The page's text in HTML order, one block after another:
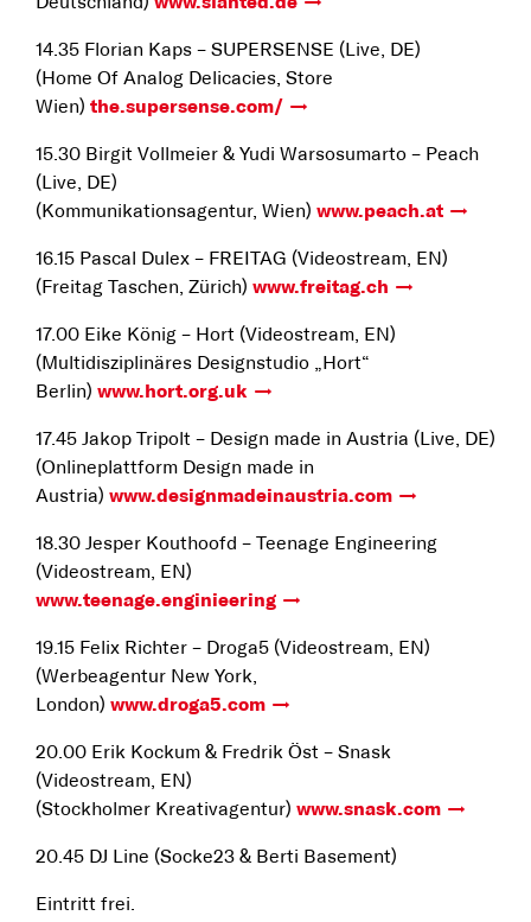
14.35 Florian Kaps – SUPERSENSE (Live, DE)
(Home Of Analog Delicacies, Store
Wien) the.supersense.com/
15.30 Birgit Vollmeier & Yudi Warsosumarto – Peach
(Live, DE)
(Kommunikationsagentur, Wien) www.peach.at
16.15 Pascal Dulex – FREITAG (Videostream, EN)
(Freitag Taschen, Zürich) www.freitag.ch
17.00 Eike König – Hort (Videostream, EN)
(Multidisziplinäres Designstudio „Hort“
Berlin) www.hort.org.uk
17.45 Jakop Tripolt – Design made in Austria (Live, DE)
(Onlineplattform Design made in
Austria) www.designmadeinaustria.com
18.30 Jesper Kouthoofd – Teenage Engineering
(Videostream, EN)
www.teenage.enginieering
19.15 Felix Richter – Droga5 (Videostream, EN)
(Werbeagentur New York,
London) www.droga5.com
20.00 Erik Kockum & Fredrik Öst – Snask
(Videostream, EN)
(Stockholmer Kreativagentur) www.snask.com
20.45 DJ Line (Socke23 & Berti Basement)
Eintritt frei.